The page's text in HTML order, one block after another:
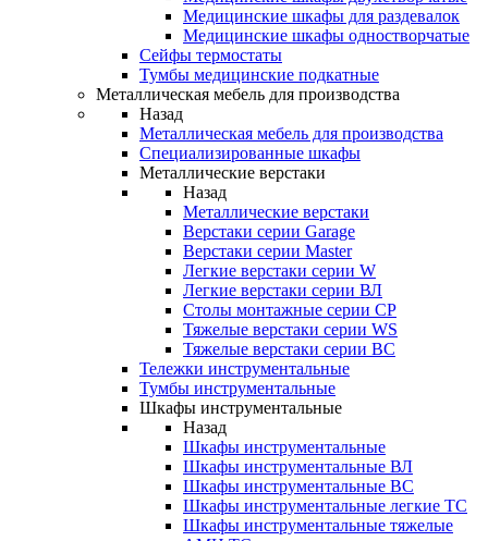
Медицинские шкафы для раздевалок
Медицинские шкафы одностворчатые
Сейфы термостаты
Тумбы медицинские подкатные
Металлическая мебель для производства
Назад
Металлическая мебель для производства
Cпециализированные шкафы
Металлические верстаки
Назад
Металлические верстаки
Верстаки серии Garage
Верстаки серии Master
Легкие верстаки серии W
Легкие верстаки серии ВЛ
Столы монтажные серии СР
Тяжелые верстаки серии WS
Тяжелые верстаки серии ВС
Тележки инструментальные
Тумбы инструментальные
Шкафы инструментальные
Назад
Шкафы инструментальные
Шкафы инструментальные ВЛ
Шкафы инструментальные ВС
Шкафы инструментальные легкие ТС
Шкафы инструментальные тяжелые